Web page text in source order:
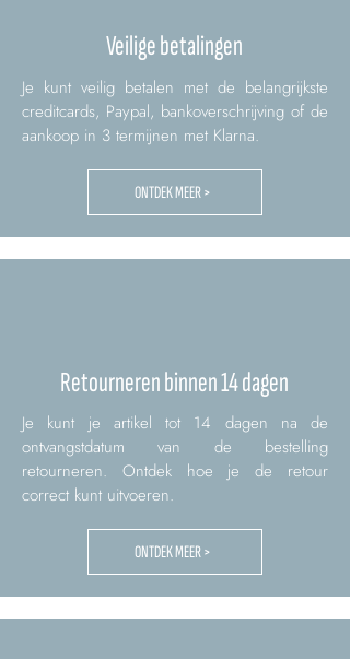
Veilige betalingen
Je kunt veilig betalen met de belangrijkste
creditcards, Paypal, bankoverschrijving of de
aankoop in 3 termijnen met Klarna.
ONTDEK MEER >
Retourneren binnen 14 dagen
Je kunt je artikel tot 14 dagen na de
ontvangstdatum van de bestelling
retourneren. Ontdek hoe je de retour
correct kunt uitvoeren.
ONTDEK MEER >